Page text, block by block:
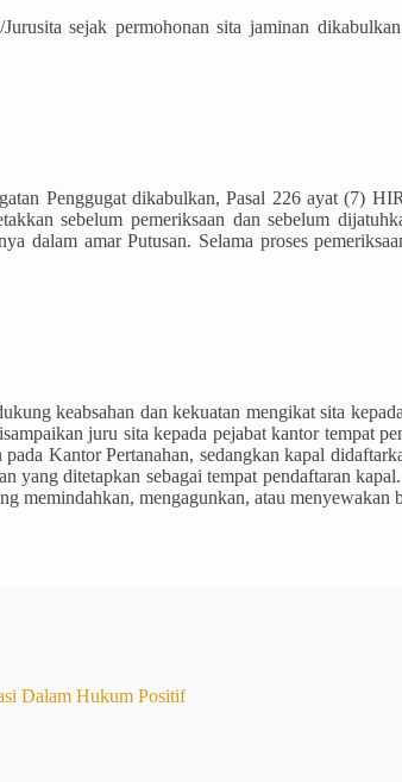
sejak permohonan sita jaminan
Penggugat dikabulkan, Pasal 226 ayat (7)
sebelum pemeriksaan dan sebelum
dalam amar Putusan. Selama proses
keabsahan dan kekuatan mengikat sita
juru sita kepada pejabat kantor tempat
Kantor Pertanahan, sedangkan kapal
yang ditetapkan sebagai tempat pendaftaran
memindahkan, mengagunkan, atau menyewakan
Dalam Hukum Positif